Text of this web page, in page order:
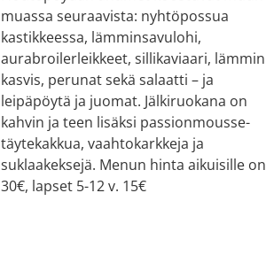
muassa seuraavista: nyhtöpossua
kastikkeessa, lämminsavulohi,
aurabroilerleikkeet, sillikaviaari, lämmin
kasvis, perunat sekä salaatti – ja
leipäpöytä ja juomat. Jälkiruokana on
kahvin ja teen lisäksi passionmousse-
täytekakkua, vaahtokarkkeja ja
suklaakeksejä. Menun hinta aikuisille on
30€, lapset 5-12 v. 15€